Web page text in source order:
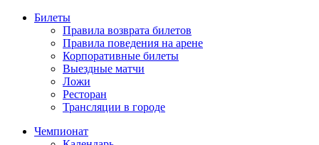
Билеты
Правила возврата билетов
Правила поведения на арене
Корпоративные билеты
Выездные матчи
Ложи
Ресторан
Трансляции в городе
Чемпионат